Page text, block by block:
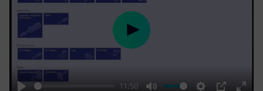
11:50
Play